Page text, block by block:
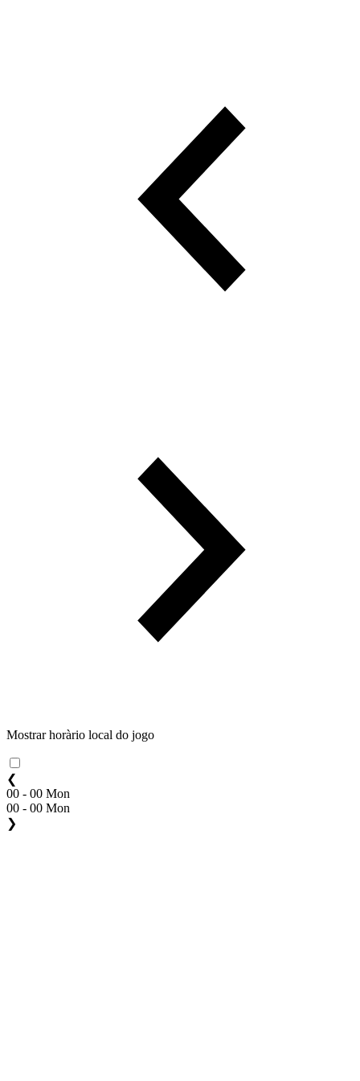
Mostrar horàrio local do jogo
❮
00 - 00 Mon
00 - 00 Mon
❯